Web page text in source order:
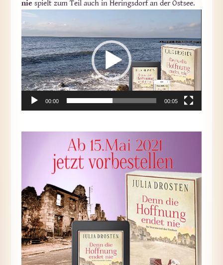
nie spielt zum Teil auch in Heringsdorf an der Ostsee.
Video-
Player
00:00 00:05